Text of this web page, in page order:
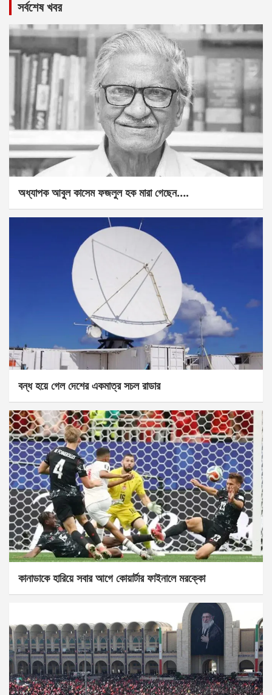
সর্বশেষ খবর
অধ্যাপক আবুল কাসেম ফজলুল হক মারা গেছেন….
বন্ধ হয়ে গেল দেশের একমাত্র সচল রাডার
কানাডাকে হারিয়ে সবার আগে কোয়ার্টার ফাইনালে মরক্কো